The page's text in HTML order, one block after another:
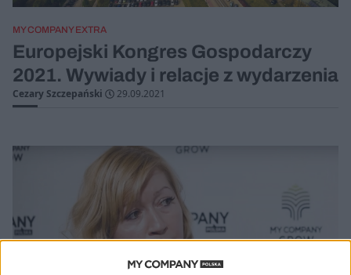
MY COMPANY EXTRA
Europejski Kongres Gospodarczy
2021. Wywiady i relacje z wydarzenia
Cezary Szczepański 29.09.2021